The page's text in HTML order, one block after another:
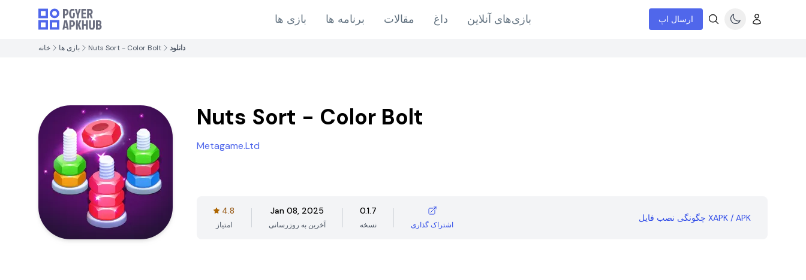
بازی ها برنامه ها مقالات داغ بازی‌های آنلاین ارسال اپ
خانه بازی ها Nuts Sort - Color Bolt دانلود
Nuts Sort - Color Bolt
Metagame.Ltd
4.8
امتیاز
Jan 08, 2025
آخرین به روزرسانی
0.1.7
نسخه اشتراک گذاری
چگونگی نصب فایل XAPK / APK